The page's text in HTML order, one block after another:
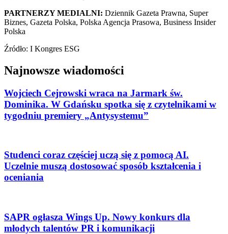
PARTNERZY MEDIALNI: Dziennik Gazeta Prawna, Super
Biznes, Gazeta Polska, Polska Agencja Prasowa, Business Insider
Polska
Źródło: I Kongres ESG
Najnowsze wiadomości
Wojciech Cejrowski wraca na Jarmark św.
Dominika. W Gdańsku spotka się z czytelnikami w
tygodniu premiery „Antysystemu”
Studenci coraz częściej uczą się z pomocą AI.
Uczelnie muszą dostosować sposób kształcenia i
oceniania
SAPR ogłasza Wings Up. Nowy konkurs dla
młodych talentów PR i komunikacji